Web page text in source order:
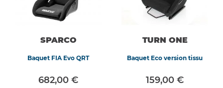
SPARCO
Baquet FIA Evo QRT
682,00 €
TURN ONE
Baquet Eco version tissu
159,00 €